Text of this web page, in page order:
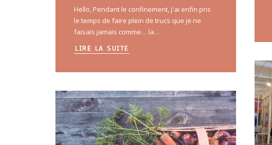
Hello, Pendant le confinement, j'ai enfin pris
le temps de faire plein de trucs que je ne
faisais jamais comme… la…
LIRE LA SUITE